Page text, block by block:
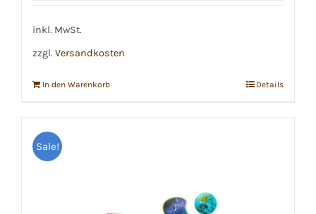
inkl. MwSt.
zzgl. Versandkosten
In den Warenkorb Details
Sale!